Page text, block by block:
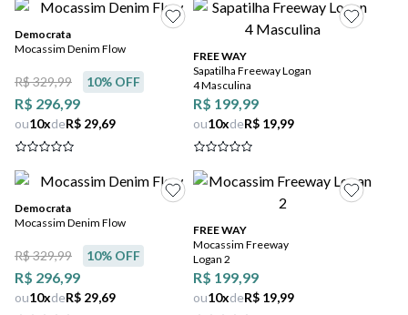
Democrata
Mocassim Denim Flow
R$ 296,99
R$ 329,99 10% OFF
ou10xdeR$ 29,69
FREE WAY
Sapatilha Freeway Logan
4 Masculina
R$ 199,99
ou10xdeR$ 19,99
Democrata
Mocassim Denim Flow
R$ 296,99
R$ 329,99 10% OFF
ou10xdeR$ 29,69
FREE WAY
Mocassim Freeway
Logan 2
R$ 199,99
ou10xdeR$ 19,99